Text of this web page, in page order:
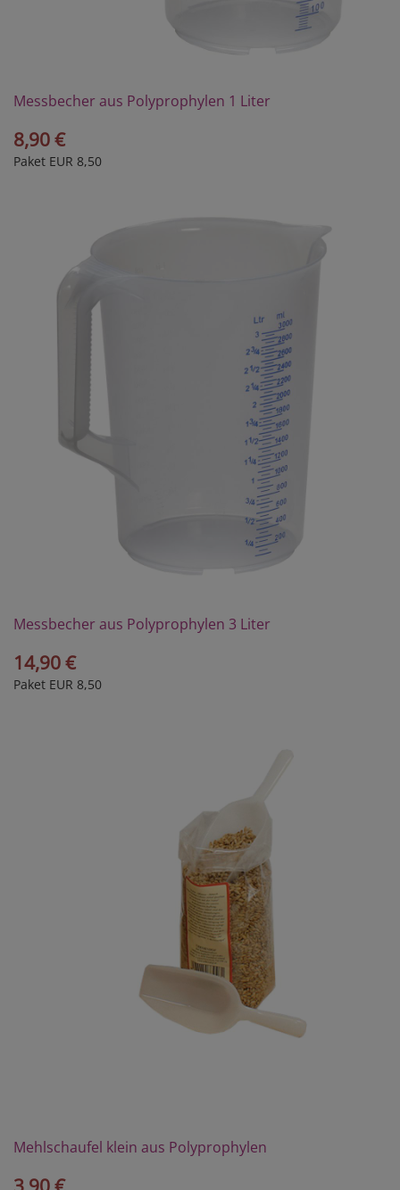
Messbecher aus Polyprophylen 1 Liter
8,90 €
Paket EUR 8,50
Messbecher aus Polyprophylen 3 Liter
14,90 €
Paket EUR 8,50
Mehlschaufel klein aus Polyprophylen